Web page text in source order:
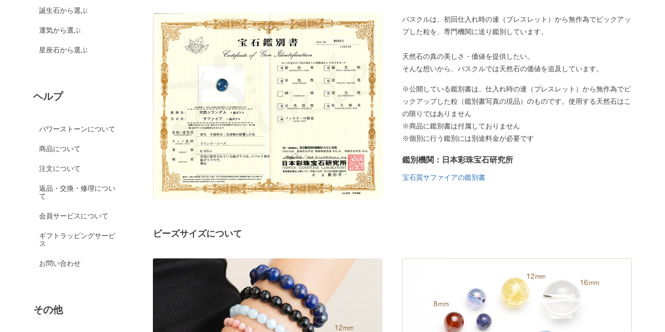
誕生石から選ぶ
運気から選ぶ
星座石から選ぶ
ヘルプ
パワーストーンについて
商品について
注文について
返品・交換・修理につい
て
会員サービスについて
ギフトラッピングサービ
ス
お問い合わせ
その他
パスクルは、初回仕入れ時の連（ブレスレット）から無作為でピックアッ
プした粒を、専門機関に送り鑑別しています。
天然石の真の美しさ・価値を提供したい。
そんな想いから、パスクルでは天然石の価値を追及しています。
※公開している鑑別書は、仕入れ時の連（ブレスレット）から無作為でピ
ックアップした粒（鑑別書写真の現品）のものです。使用する天然石はこ
の限りではありません
※商品に鑑別書は付属しておりません
※個別に行う鑑別には別途料金が必要です
鑑別機関：日本彩珠宝石研究所
宝石質サファイアの鑑別書
ビーズサイズについて